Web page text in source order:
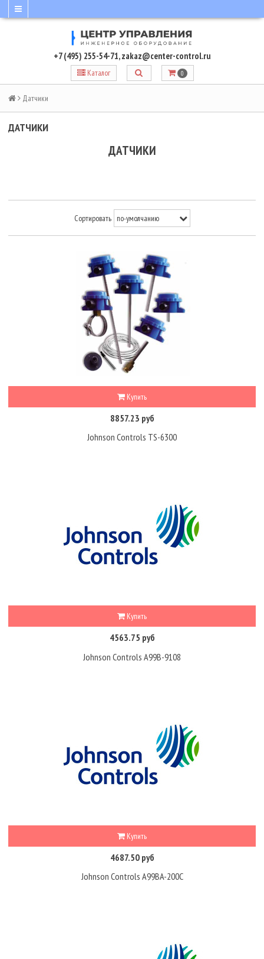
+7 (495) 255-54-71,zakaz@center-control.ru
Каталог 0
Датчики
ДАТЧИКИ
ДАТЧИКИ
Сортировать
Купить
8857.23 руб
Johnson Controls TS-6300
Купить
4563.75 руб
Johnson Controls A99B-9108
Купить
4687.50 руб
Johnson Controls A99BA-200C